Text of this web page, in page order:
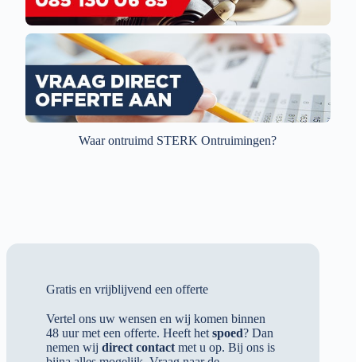
Waar ontruimd STERK Ontruimingen?
Gratis en vrijblijvend een offerte
Vertel ons uw wensen en wij komen binnen
48 uur met een offerte. Heeft het spoed? Dan
nemen wij direct contact met u op. Bij ons is